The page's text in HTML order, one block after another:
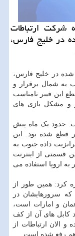
شركت ارتباطات
در خلیج فارس،
شده در خلیج فارس،
به شمال برقرار و
این فیبر نامناسب
و مشکل بازی های
حدود یک ماه پیش
قطع شده بود. این
داده جنوب به
قسمتی از اینترنت
اروپا استفاده می
کرد: همین طور از
که سرورهایشان در
و امارات است،
کابل های آن از کف
و الان ارتباطات از
هم رفع شده است.